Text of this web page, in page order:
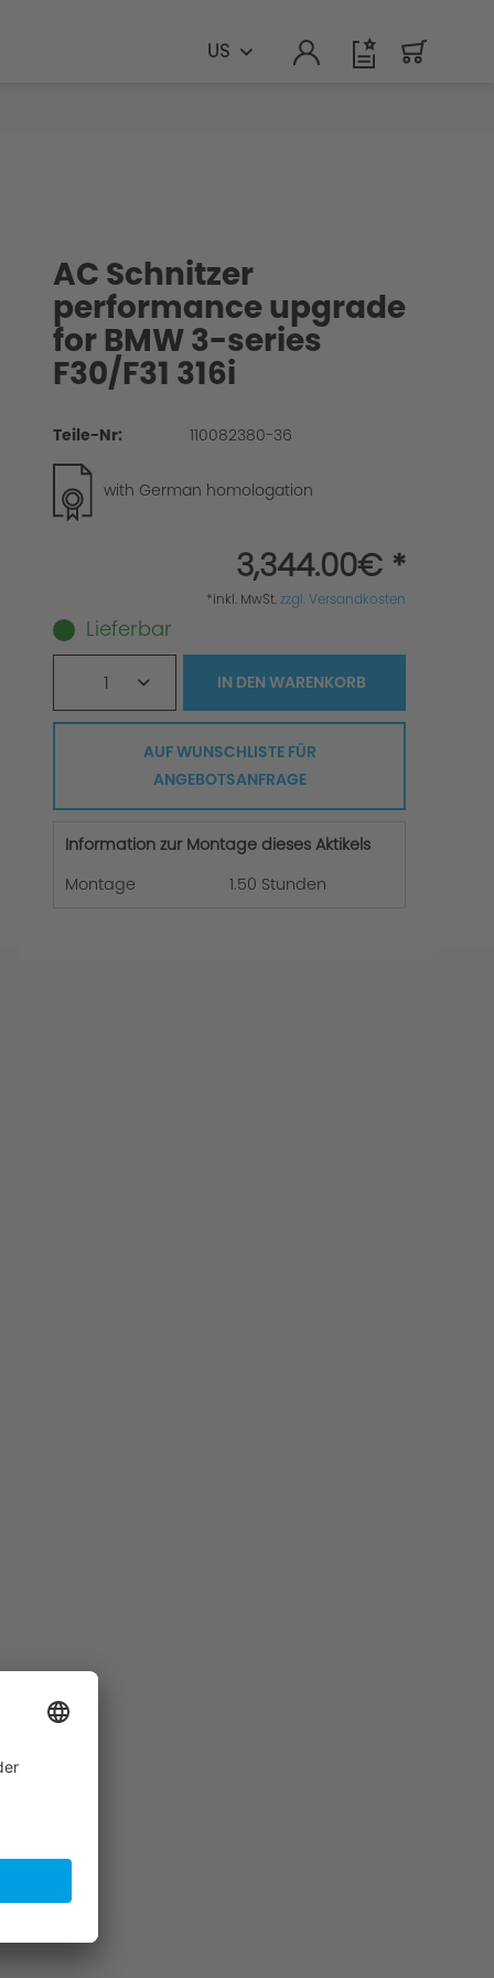
US
AC Schnitzer
performance upgrade
for BMW 3-series
F30/F31 316i
Teile-Nr: 110082380-36
with German homologation
3,344.00€ *
*inkl. MwSt.zzgl. Versandkosten
Lieferbar
1 IN DENWARENKORB
AUF WUNSCHLISTE FÜR
ANGEBOTSANFRAGE
Information zur Montage dieses Aktikels
Montage
1.50 Stunden